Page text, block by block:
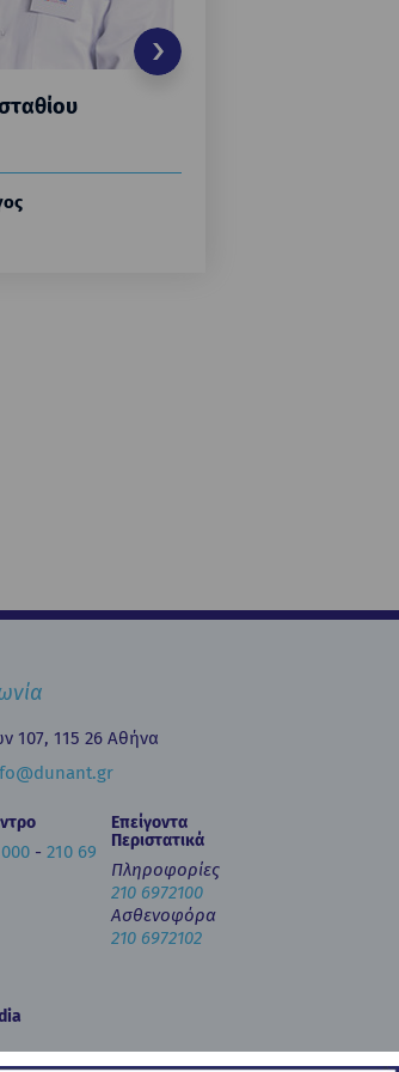
107, 115 26 Αθήνα
- 210 69
Επείγοντα
Περιστατικά
Πληροφορίες
210 6972100
Ασθενοφόρα
210 6972102